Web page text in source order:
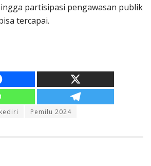
partisipasi pengawasan publik
tercapai.
Pemilu 2024